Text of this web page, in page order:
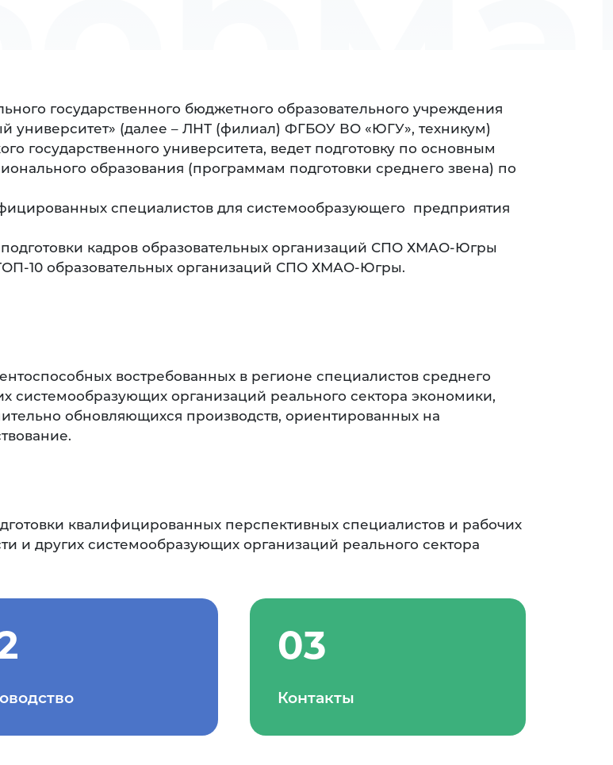
государственного бюджетного образовательного учреждения
университет» (далее – ЛНТ (филиал) ФГБОУ ВО «ЮГУ», техникум)
государственного университета, ведет подготовку по основным
образования (программам подготовки среднего звена) по
специалистов для системообразующего предприятия
подготовки кадров образовательных организаций СПО ХМАО-Югры
10 образовательных организаций СПО ХМАО-Югры.
востребованных в регионе специалистов среднего
системообразующих организаций реального сектора экономики,
обновляющихся производств, ориентированных на
квалифицированных перспективных специалистов и рабочих
и других системообразующих организаций реального сектора
03
Контакты